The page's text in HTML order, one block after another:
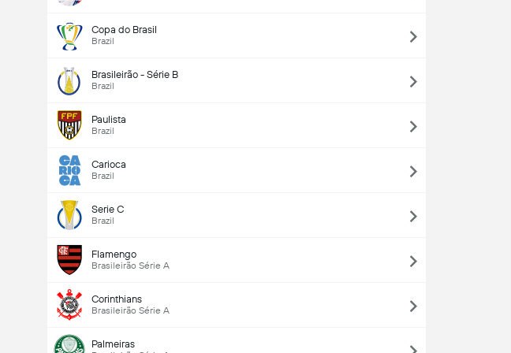
Copa do Brasil
Brazil
Brasileirão - Série B
Brazil
Paulista
Brazil
Carioca
Brazil
Serie C
Brazil
Flamengo
Brasileirão Série A
Corinthians
Brasileirão Série A
Palmeiras